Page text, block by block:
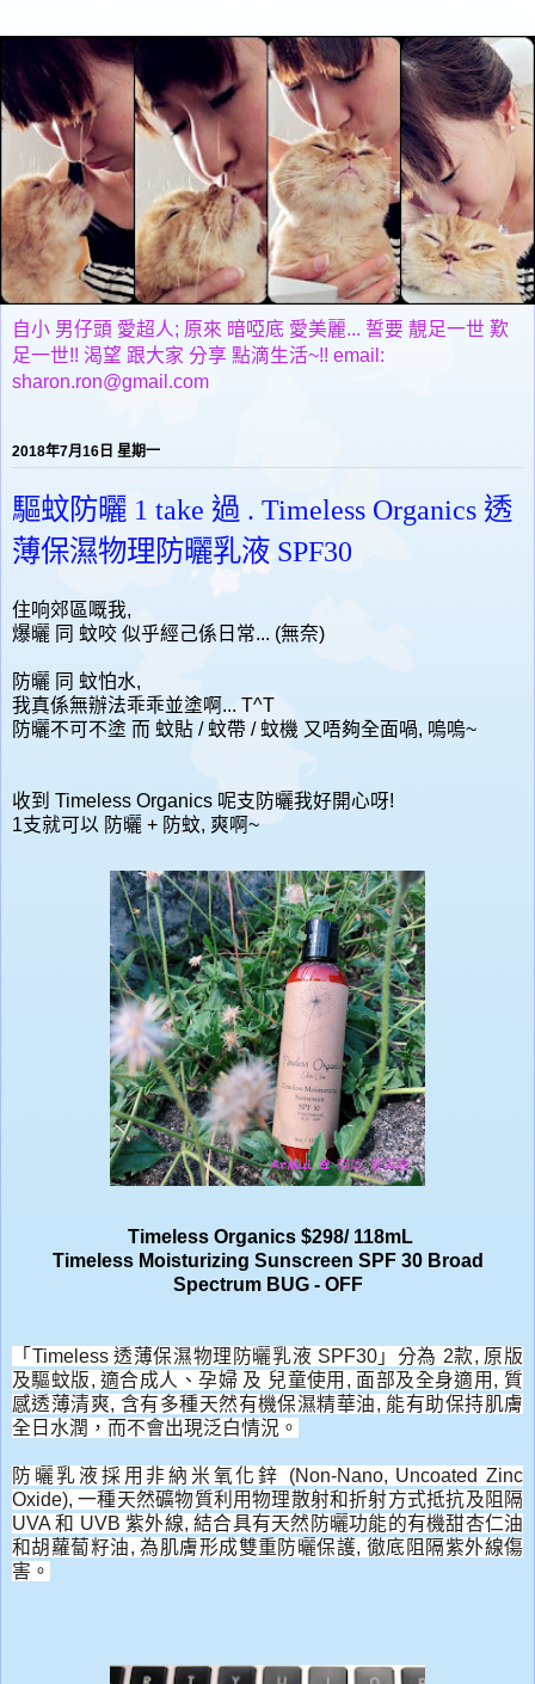
自小 男仔頭 愛超人; 原來 暗啞底 愛美麗... 誓要 靚足一世 歎
足一世!! 渴望 跟大家 分享 點滴生活~!! email:
sharon.ron@gmail.com
2018年7月16日 星期一
驅蚊防曬 1 take 過 . Timeless Organics 透
薄保濕物理防曬乳液 SPF30
住响郊區嘅我,
爆曬 同 蚊咬 似乎經己係日常... (無奈)
防曬 同 蚊怕水,
我真係無辦法乖乖並塗啊... T^T
防曬不可不塗 而 蚊貼 / 蚊帶 / 蚊機 又唔夠全面喎, 嗚嗚~
收到 Timeless Organics 呢支防曬我好開心呀!
1支就可以 防曬 + 防蚊, 爽啊~
Timeless Organics $298/ 118mL
Timeless Moisturizing Sunscreen SPF 30 Broad
Spectrum BUG - OFF
「Timeless 透薄保濕物理防曬乳液 SPF30」分為 2款, 原版
及驅蚊版,適合成人、孕婦 及 兒童使用 , 面部及全身適用 , 質
感透薄清爽, 含有多種天然有機保濕精華油, 能有助保持肌膚
全日水潤， 而不會出現泛白情況。
防曬乳液採用非納米氧化鋅 (Non-Nano, Uncoated Zinc
Oxide),一種天然礦物質利用物理散射和折射方式抵抗及阻隔
UVA 和 UVB 紫外線, 結合具有天然防曬功能的有機甜杏仁油
和胡蘿蔔籽油,為肌膚形成雙重防曬保護, 徹底阻隔紫外線傷
害。